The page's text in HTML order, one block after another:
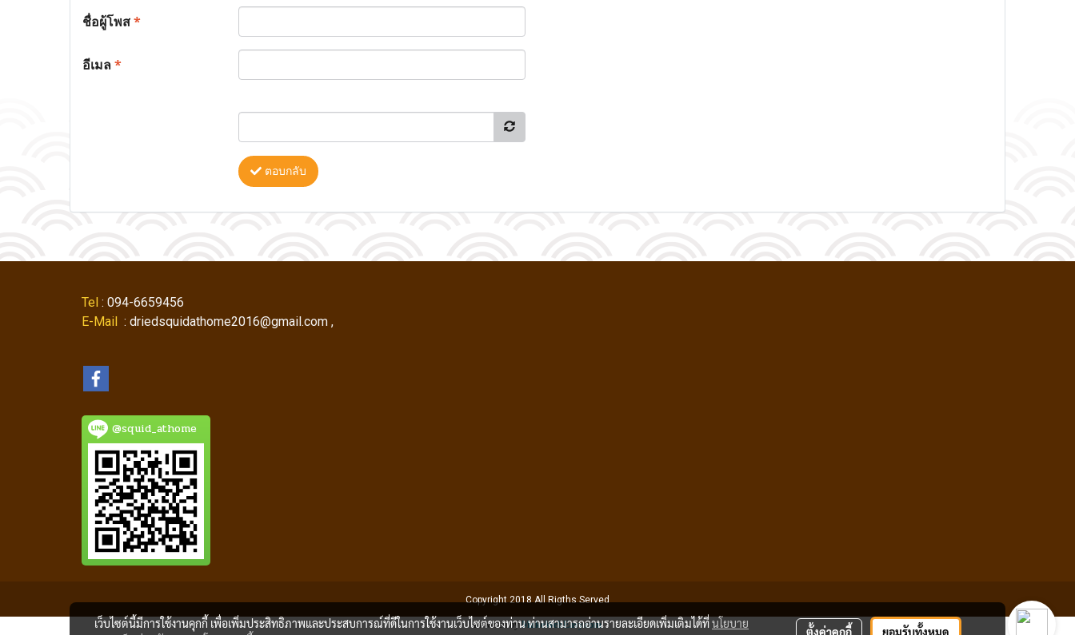
ชื่อผู้โพส*
อีเมล*
ตอบกลับ
Tel : 094-6659456
E-Mail : driedsquidathome2016@gmail.com ,
@squid_athome
Copyright 2018 All Rigths Served
Powered byMakeWebEasy.com
เว็บไซต์นี้มีการใช้งานคุกกี้ เพื่อเพิ่มประสิทธิภาพและประสบการณ์ที่ดีในการใช้งานเว็บไซต์ของท่าน ท่านสามารถอ่านรายละเอียดเพิ่มเติมได้ที่นโยบาย
ตั้งค่าคุกกี้ ยอมรับทั้งหมด